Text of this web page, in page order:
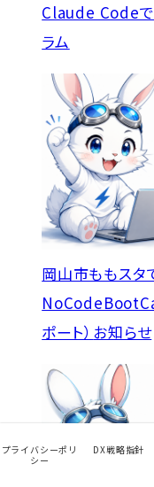
Claude Codeで
ラム
岡山市ももスタ
ポート） お知らせ
プライバシーポリ
シー
DX戦略指針